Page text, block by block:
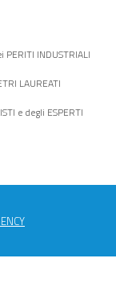
PERITI INDUSTRIALI
LAUREATI
e degli ESPERTI